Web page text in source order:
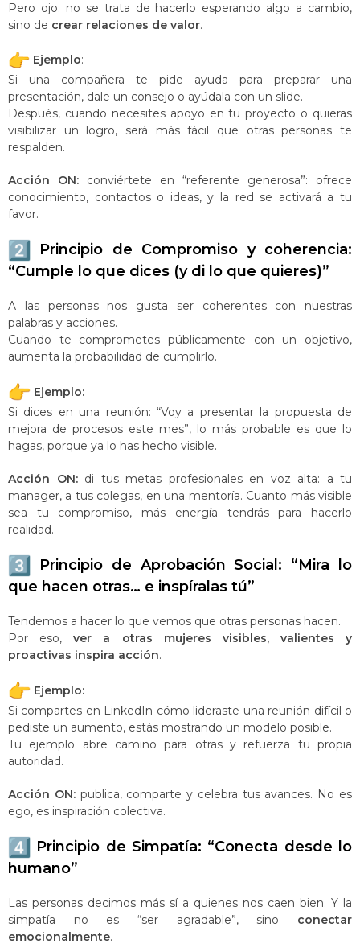
Pero ojo: no se trata de hacerlo esperando algo a cambio,
sino de crear relaciones de valor.
Ejemplo:
Si una compañera te pide ayuda para preparar una
presentación, dale un consejo o ayúdala con un slide.
Después, cuando necesites apoyo en tu proyecto o quieras
visibilizar un logro, será más fácil que otras personas te
respalden.
Acción ON: conviértete en “referente generosa”: ofrece
conocimiento, contactos o ideas, y la red se activará a tu
favor.
Principio de Compromiso y coherencia:
“Cumple lo que dices (y di lo que quieres)”
A las personas nos gusta ser coherentes con nuestras
palabras y acciones.
Cuando te comprometes públicamente con un objetivo,
aumenta la probabilidad de cumplirlo.
Ejemplo:
Si dices en una reunión: “Voy a presentar la propuesta de
mejora de procesos este mes”, lo más probable es que lo
hagas, porque ya lo has hecho visible.
Acción ON:di tus metas profesionales en voz alta: a tu
manager, a tus colegas, en una mentoría. Cuanto más visible
sea tu compromiso, más energía tendrás para hacerlo
realidad.
Principio de Aprobación Social: “Mira lo
que hacen otras… e inspíralas tú”
Tendemos a hacer lo que vemos que otras personas hacen.
Por eso,ver a otras mujeres visibles, valientes y
proactivas inspira acción.
Ejemplo:
Si compartes en LinkedIn cómo lideraste una reunión difícil o
pediste un aumento, estás mostrando un modelo posible.
Tu ejemplo abre camino para otras y refuerza tu propia
autoridad.
Acción ON:publica, comparte y celebra tus avances. No es
ego, es inspiración colectiva.
Principio de Simpatía: “Conecta desde lo
humano”
Las personas decimos más sí a quienes nos caen bien. Y la
simpatía no es “ser agradable”, sino conectar
emocionalmente.